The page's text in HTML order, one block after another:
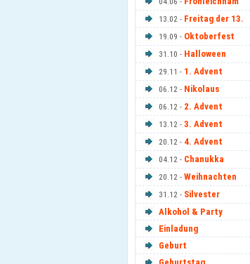
13.02 - Freitag der 13.
19.09 - Oktoberfest
31.10 - Halloween
29.11 - 1. Advent
06.12 - Nikolaus
06.12 - 2. Advent
13.12 - 3. Advent
20.12 - 4. Advent
04.12 - Chanukka
20.12 - Weihnachten
31.12 - Silvester
Alkohol & Party
Einladung
Geburt